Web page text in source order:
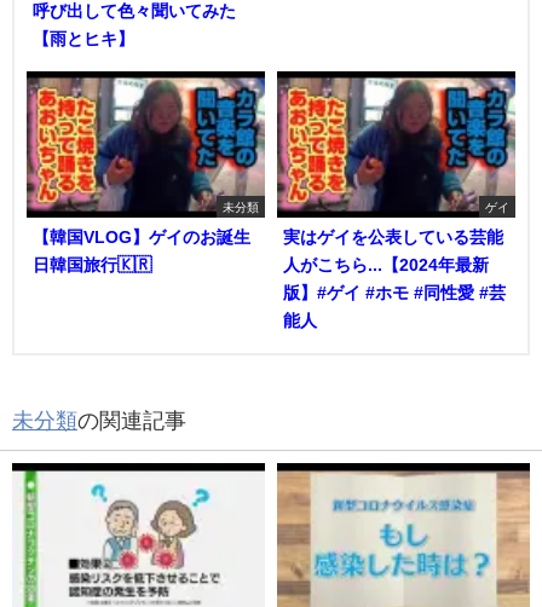
呼び出して色々聞いてみた
【雨とヒキ】
未分類
【韓国VLOG】ゲイのお誕生
日韓国旅行🇰🇷
ゲイ
実はゲイを公表している芸能
人がこちら...【2024年最新
版】#ゲイ #ホモ #同性愛 #芸
能人
未分類の関連記事